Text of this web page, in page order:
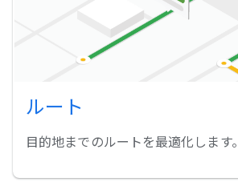
ルート
目的地までのルートを最適化します。